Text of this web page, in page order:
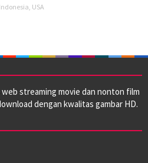
Indonesia USA
web streaming movie dan nonton film
dengan kwalitas gambar HD.